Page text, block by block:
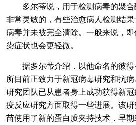
多尔蒂说，用于检测病毒的聚合
非常灵敏的，有些治愈病人检测结果
病毒并未被完全清除。一般来说，
染症状也会更轻微。
据多尔蒂介绍，以他命名的彼得
所目前正致力于新冠病毒研究和抗
研究团队已从患者身上成功获得新
疫反应研究方面取得一些进展。该
苗使用了新的蛋白质夹持技术，早期